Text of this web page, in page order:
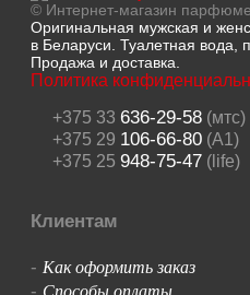
© Интернет-магазин
Оригинальная мужская и
в Беларуси. Туалетная
Продажа и доставка.
Политика
+375 33 636-29-58(мтс)
+375 29 106-66-80(A1)
+375 25 948-75-47(life)
Клиентам
- Как оформить заказ